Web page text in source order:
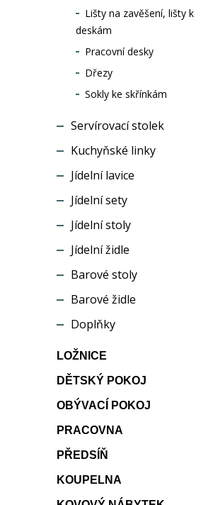
Lišty na zavěšení, lišty k
deskám
Pracovní desky
Dřezy
Sokly ke skřínkám
Servírovací stolek
Kuchyňské linky
Jídelní lavice
Jídelní sety
Jídelní stoly
Jídelní židle
Barové stoly
Barové židle
Doplňky
LOŽNICE
DĚTSKÝ POKOJ
OBÝVACÍ POKOJ
PRACOVNA
PŘEDSÍŇ
KOUPELNA